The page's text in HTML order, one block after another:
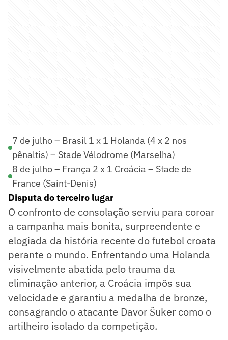
7 de julho – Brasil 1 x 1 Holanda (4 x 2 nos
pênaltis) – Stade Vélodrome (Marselha)
8 de julho – França 2 x 1 Croácia – Stade de
France (Saint-Denis)
Disputa do terceiro lugar
O confronto de consolação serviu para coroar
a campanha mais bonita, surpreendente e
elogiada da história recente do futebol croata
perante o mundo. Enfrentando uma Holanda
visivelmente abatida pelo trauma da
eliminação anterior, a Croácia impôs sua
velocidade e garantiu a medalha de bronze,
consagrando o atacante Davor Šuker como o
artilheiro isolado da competição.